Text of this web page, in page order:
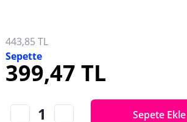
443,85 TL
Sepette
399,47 TL
Sepete Ekle